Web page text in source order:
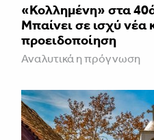
«Κολλημένη» στα
Μπαίνει σε ισχύ νέα
προειδοποίηση
Αναλυτικά η πρόγνωση